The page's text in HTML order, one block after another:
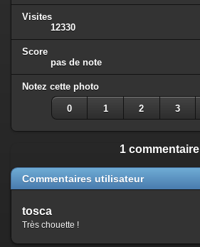
Visites
12330
Score
pas de note
Notez cette photo
0 1 2 3
1 commentaire
Commentaires utilisateur
tosca
Très chouette !